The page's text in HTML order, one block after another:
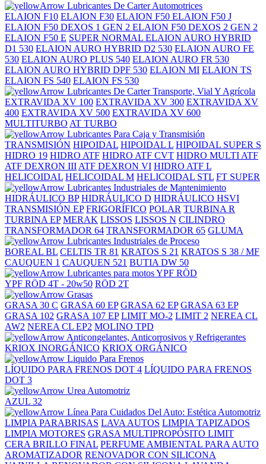
Lubricantes De Carter Automotrices
ELAION F10 ELAION F30 ELAION F50 ELAION F50 J
ELAION F50 DEXOS 1 GEN 2 ELAION F50 DEXOS 2 GEN 2
ELAION F50 E SUPER NORMAL ELAION AURO HYBRID
D1 530 ELAION AURO HYBRID D2 530 ELAION AURO FE
530 ELAION AURO PLUS 540 ELAION AURO FR 530
ELAION AURO HYBRID DPF 530 ELAION MI ELAION TS
ELAION FS 540 ELAION FS 530
Lubricantes De Carter Transporte, Vial Y Agrícola
EXTRAVIDA XV 100 EXTRAVIDA XV 300 EXTRAVIDA XV
400 EXTRAVIDA XV 500 EXTRAVIDA XV 600
MULTITURBO AT TURBO
Lubricantes Para Caja y Transmisión
TRANSMISIÓN HIPOIDAL HIPOIDAL L HIPOIDAL SUPER S
HIDRO 19 HIDRO ATF HIDRO ATF CVT HIDRO MULTI ATF
ATF DEXRON III ATF DEXRON VI HIDRO ATF L
HELICOIDAL HELICOIDAL M HELICOIDAL STL FT SUPER
Lubricantes Industriales de Mantenimiento
HIDRÁULICO BP HIDRÁULICO D HIDRÁULICO HSVI
TRANSMISIÓN EP FRIGORÍFICO POLAR TURBINA R
TURBINA EP MERAK LISSOS LISSOS N CILINDRO
TRANSFORMADOR 64 TRANSFORMADOR 65 GLUMA
Lubricantes Industriales de Proceso
BOREAL BL CELTIS TR 81 KRATOS S 21 KRATOS S 38 / MF
CAUQUEN 1 CAUQUEN 521 BUTIA DW 50
Lubricantes para motos YPF RÖD
YPF RÖD 4T - 20w50 RÖD 2T
Grasas
GRASA 30 C GRASA 60 EP GRASA 62 EP GRASA 63 EP
GRASA 102 GRASA 107 EP LIMIT MO-2 LIMIT 2 NEREA CL
AW2 NEREA CL EP2 MOLINO TPD
Anticongelantes, Anticorrosivos y Refrigerantes
KRIOX INORGÁNICO KRIOX ORGÁNICO
Liquido Para Frenos
LÍQUIDO PARA FRENOS DOT 4 LÍQUIDO PARA FRENOS
DOT 3
Urea Automotriz
AZUL 32
Línea Para Cuidados Del Auto: Estética Automotriz
LIMPIA PARABRISAS LAVA AUTOS LIMPIA TAPIZADOS
LIMPIA MOTORES GRASA MULTIPROPÓSITO LIMIT
CERA BRILLO FINAL PERFUME AMBIENTAL PARA AUTO
AROMATIZADOR RENOVADOR CON SILICONA